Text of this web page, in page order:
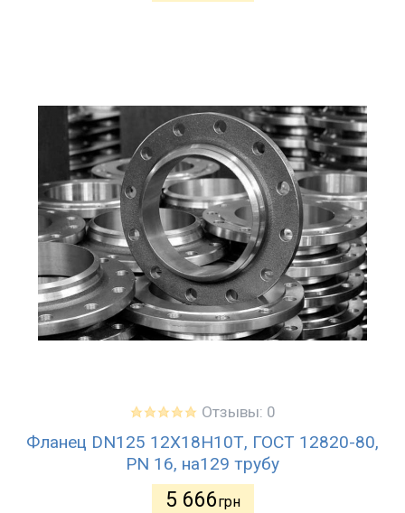
Отзывы: 0
Фланец DN125 12Х18Н10Т, ГОСТ 12820-80,
PN 16, на129 трубу
5 666грн